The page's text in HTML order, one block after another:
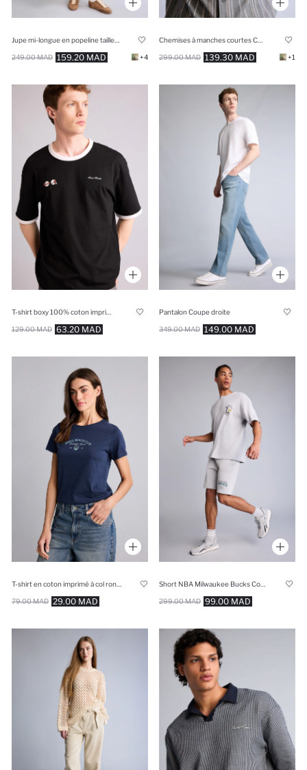
Jupe mi-longue en popeline taille haute Coupe A
159.20 MAD
249.00 MAD +4
Chemises à manches courtes Coupe boxy
139.30 MAD
299.00 MAD +1
63.20 MAD
129.00 MAD
Pantalon Coupe droite
149.00 MAD
349.00 MAD
29.00 MAD
79.00 MAD 99.00 MAD
299.00 MAD